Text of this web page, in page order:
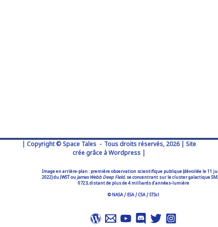
| Copyright © Space Tales - Tous droits réservés, 2026 | Site
crée grâce à Wordpress |
Image en arrière-plan : première observation scientifique publique (dévoilée le 11
2022) du JWST ouJames Webb Deep Field, se concentrant sur le cluster galactique
0723, distant de plus de 4 milliards d'années-lumière
© NASA / ESA / CSA / STScl